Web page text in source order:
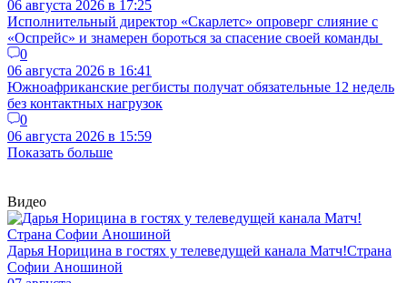
06 августа 2026 в 17:25
Исполнительный директор «Скарлетс» опроверг слияние с
«Оспрейс» и знамерен бороться за спасение своей команды
0
06 августа 2026 в 16:41
Южноафриканские регбисты получат обязательные 12 недель
без контактных нагрузок
0
06 августа 2026 в 15:59
Показать больше
Видео
Дарья Норицина в гостях у телеведущей канала Матч!Страна
Софии Аношиной